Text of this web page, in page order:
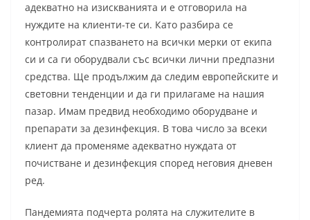
адекватно на изискванията и е отговорила на
нуждите на клиенти-те си. Като разбира се
контролират спазването на всички мерки от екипа
си и са ги оборудвали със всички лични предпазни
средства. Ще продължим да следим европейските и
световни тенденции и да ги прилагаме на нашия
пазар. Имам предвид необходимо оборудване и
препарати за дезинфекция. В това число за всеки
клиент да променяме адекватно нуждата от
почистване и дезинфекция според неговия дневен
ред.
Пандемията подчерта ролята на служителите в